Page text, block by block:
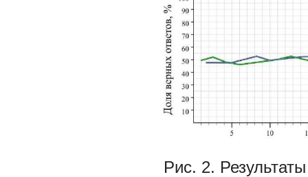
Рис. 2.